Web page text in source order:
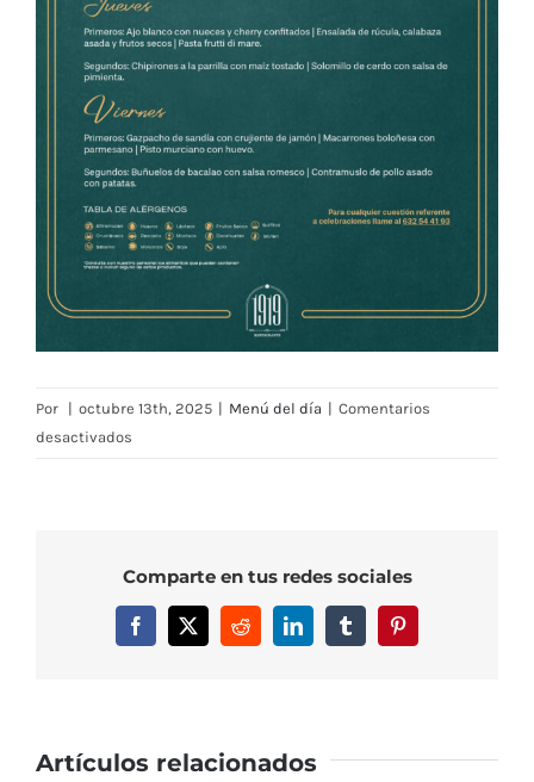
Por | octubre 13th, 2025 | Menú del día | Comentarios
desactivados
Semana
del
13
octubre
Comparte en tus redes sociales
Facebook
X RedditLinkedInTumblrPinterest
Artículos relacionados